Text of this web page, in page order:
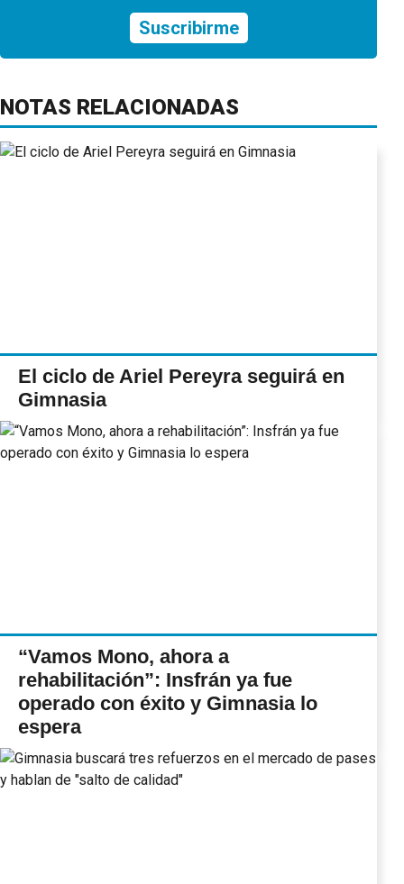
Suscribirme
NOTAS RELACIONADAS
El ciclo de Ariel Pereyra seguirá en
Gimnasia
“Vamos Mono, ahora a
rehabilitación”: Insfrán ya fue
operado con éxito y Gimnasia lo
espera